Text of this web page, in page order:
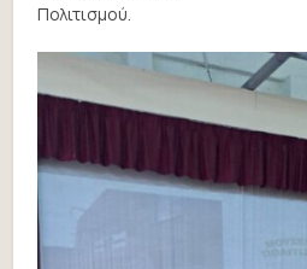
Πολιτισμού.